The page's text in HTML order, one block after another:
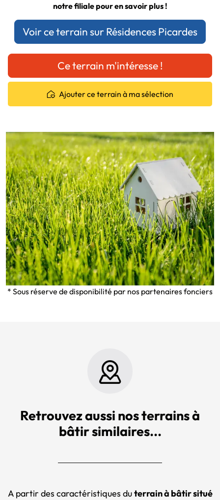
notre filiale pour en savoir plus !
Voir ce terrain sur Résidences Picardes
Ce terrain m'intéresse !
Ajouter ce terrain à ma sélection
* Sous réserve de disponibilité par nos partenaires fonciers
Retrouvez aussi nos terrains à
bâtir similaires...
A partir des caractéristiques duterrain à bâtir situé